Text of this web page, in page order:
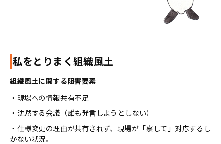
私をとりまく組織風土
組織風土に関する阻害要素
・現場への情報共有不足
・沈黙する会議（誰も発言しようとしない）
・仕様変更の理由が共有されず、現場が「察して」対応するし
かない状況。